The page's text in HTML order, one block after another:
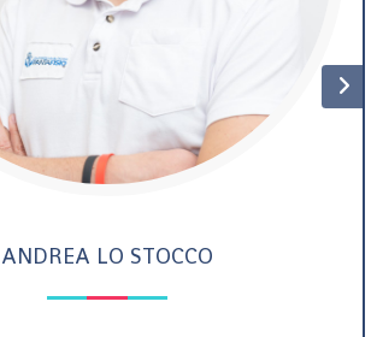
ANDREA LO STOCCO